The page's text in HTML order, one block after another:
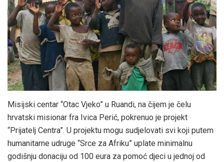
Misijski centar “Otac Vjeko” u Ruandi, na čijem je čelu
hrvatski misionar fra Ivica Perić, pokrenuo je projekt
“Prijatelj Centra”. U projektu mogu sudjelovati svi koji putem
humanitarne udruge “Srce za Afriku” uplate minimalnu
godišnju donaciju od 100 eura za pomoć djeci u jednoj od